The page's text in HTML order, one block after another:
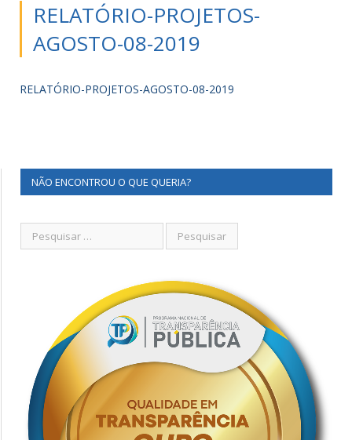
RELATÓRIO-PROJETOS-
AGOSTO-08-2019
RELATÓRIO-PROJETOS-AGOSTO-08-2019
NÃO ENCONTROU O QUE QUERIA?